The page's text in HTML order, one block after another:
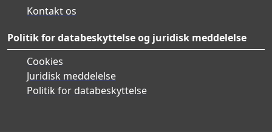
Kontakt os
Politik for databeskyttelse og juridisk meddelelse
Cookies
Juridisk meddelelse
Politik for databeskyttelse